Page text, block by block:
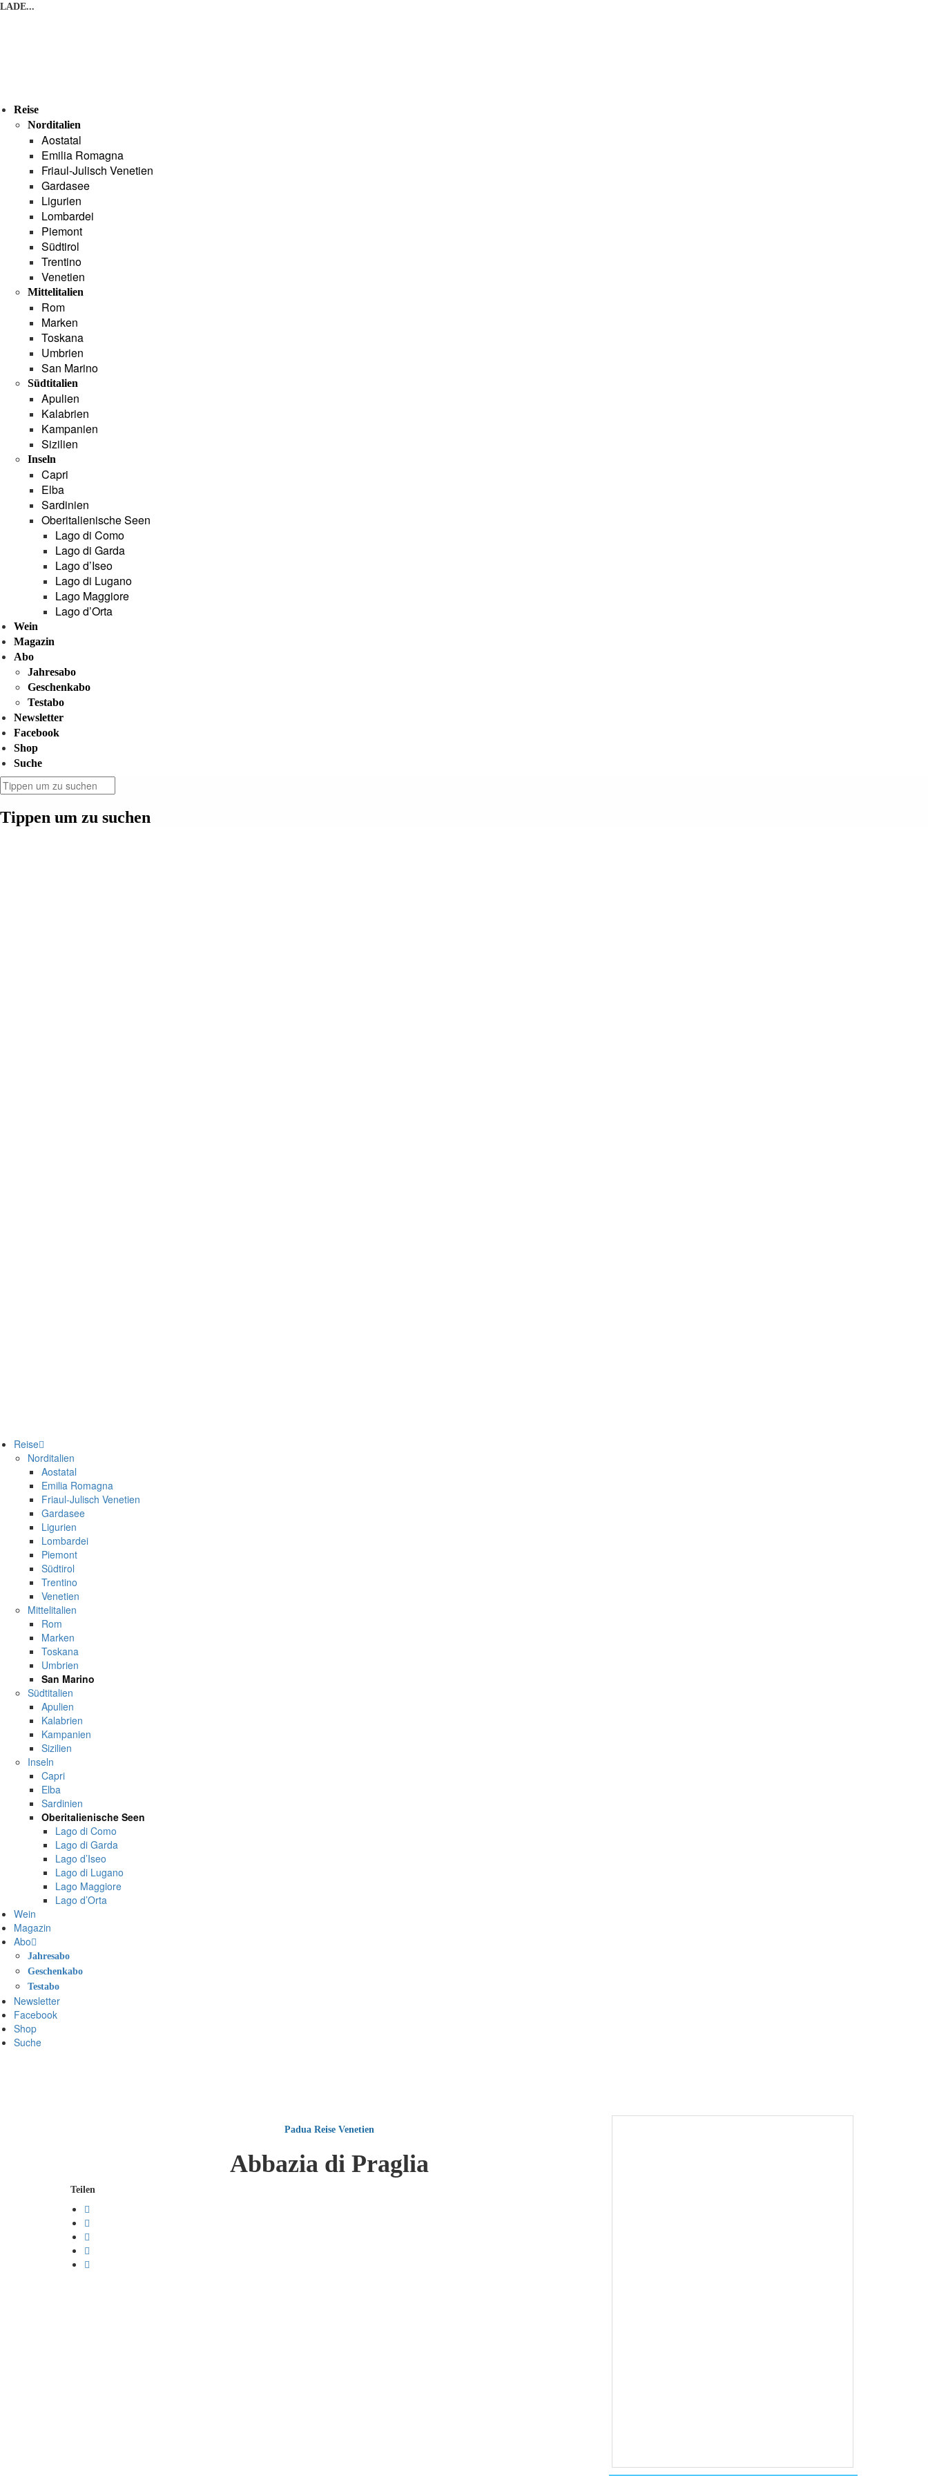
LADE...
Reise
Norditalien
Aostatal
Emilia Romagna
Friaul-Julisch Venetien
Gardasee
Ligurien
Lombardei
Piemont
Südtirol
Trentino
Venetien
Mittelitalien
Rom
Marken
Toskana
Umbrien
San Marino
Südtitalien
Apulien
Kalabrien
Kampanien
Sizilien
Inseln
Capri
Elba
Sardinien
Oberitalienische Seen
Lago di Como
Lago di Garda
Lago d’Iseo
Lago di Lugano
Lago Maggiore
Lago d’Orta
Wein
Magazin
Abo
Jahresabo
Geschenkabo
Testabo
Newsletter
Facebook
Shop
Suche
Tippen um zu suchen
Reise
Norditalien
Aostatal
Emilia Romagna
Friaul-Julisch Venetien
Gardasee
Ligurien
Lombardei
Piemont
Südtirol
Trentino
Venetien
Mittelitalien
Rom
Marken
Toskana
Umbrien
San Marino
Südtitalien
Apulien
Kalabrien
Kampanien
Sizilien
Inseln
Capri
Elba
Sardinien
Oberitalienische Seen
Lago di Como
Lago di Garda
Lago d’Iseo
Lago di Lugano
Lago Maggiore
Lago d’Orta
Wein
Magazin
Abo
Jahresabo
Geschenkabo
Testabo
Newsletter
Facebook
Shop
Suche
Padua Reise Venetien
Abbazia di Praglia
Teilen